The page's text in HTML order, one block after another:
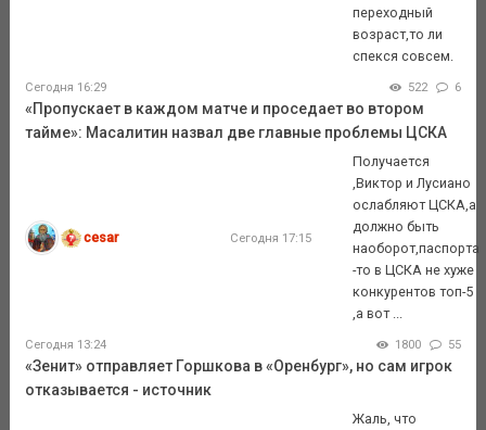
переходный
возраст,то ли
спекся совсем.
Сегодня 16:29 522 6
«Пропускает в каждом матче и проседает во втором
тайме»: Масалитин назвал две главные проблемы ЦСКА
cesar Сегодня 17:15
Получается
,Виктор и Лусиано
ослабляют ЦСКА,а
должно быть
наоборот,паспорта
-то в ЦСКА не хуже
конкурентов топ-5
,а вот ...
Сегодня 13:24 1800 55
«Зенит» отправляет Горшкова в «Оренбург», но сам игрок
отказывается - источник
Жаль, что